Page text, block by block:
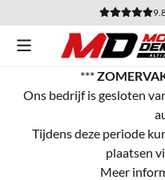
Cookievoorkeuren zijn
***
Ons bedrijf is gesloten
Tijdens deze periode
plaatsen
Meer